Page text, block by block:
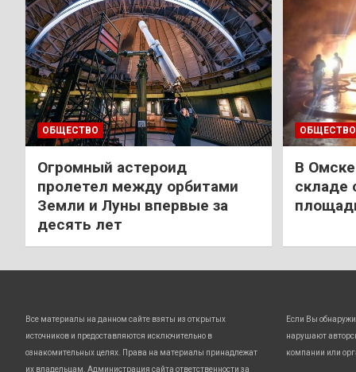
ОБЩЕСТВО
Огромный астероид
пролетел между орбитами
Земли и Луны впервые за
десять лет
ОБЩЕСТВО
В
складе
Все материалы на данном сайте взяты из открытых
источников и предоставляются исключительно в
ознакомительных целях. Права на материалы принадлежат
их владельцам. Администрация сайта ответственности за
Если Вы
нарушают
компании или